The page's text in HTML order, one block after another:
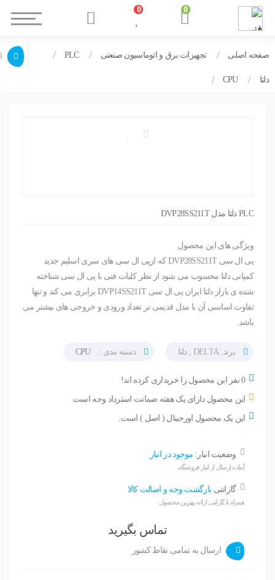
صفحه اصلی تجهیزات برق و اتوماسیون صنعتی PLC
دلتا CPU
PLC دلتا مدل DVP28SS211T
ویژگی های این محصول
پی ال سی DVP28SS211T که ازپی ال سی های سری اسلیم جدید
کمپانی دلتا محسوب می شود از نظر کلیات فنی با پی ال سی شناخته
شده ی بازار دلتا ایران پی ال سی DVP14SS211T برابری می کند و تنها
تفاوت اساسی آن با مدل قدیمی تر تعداد ورودی و خروجی های بیشتر می
باشد.
برند: DELTA , دلتا دسته بندی : CPU
0 نفر این محصول را خریداری کرده اند!
این محصول دارای یک هفته ضمانت استرداد وجه است.
این یک محصول اورجینال ( اصل ) است.
وضعیت انبار: موجود در انبار
آماده ارسال از انبار فروشگاه
گارانتی بازگشت وجه و اصالت کالا
همراه با گارانتی ارائه بهترین محصول
تماس بگیرید
ارسال به تمامی نقاط کشور
0
0